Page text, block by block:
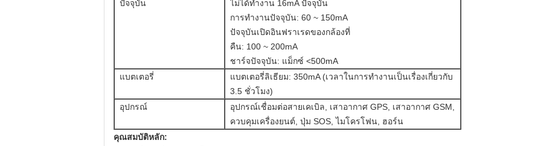
ปัจจุบัน
ไม่ได้ทำงาน 16mA ปัจจุบัน
การทำงานปัจจุบัน: 60 ~ 150mA
ปัจจุบันเปิดอินฟราเรดของกล้องที่
คืน: 100 ~ 200mA
ชาร์จปัจจุบัน: แม็กซ์ <500mA
แบตเตอรี่
แบตเตอรี่ลิเธียม: 350mA (เวลาในการทำงานเป็นเรื่องเกี่ยวกับ
3.5 ชั่วโมง)
อุปกรณ์
อุปกรณ์เชื่อมต่อสายเคเบิล, เสาอากาศ GPS, เสาอากาศ GSM,
ควบคุมเครื่องยนต์, ปุ่ม SOS, ไมโครโฟน, ฮอร์น
คุณสมบัติหลัก: